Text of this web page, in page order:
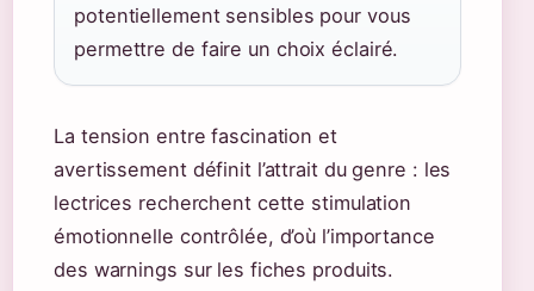
potentiellement sensibles pour vous
permettre de faire un choix éclairé.
La tension entre fascination et
avertissement définit l’attrait du genre : les
lectrices recherchent cette stimulation
émotionnelle contrôlée, d’où l’importance
des warnings sur les fiches produits.